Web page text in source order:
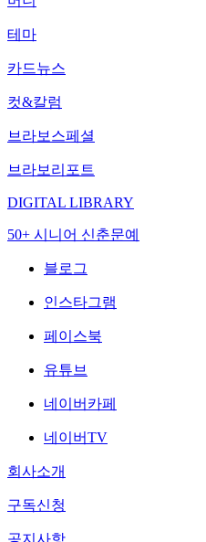
테마
카드뉴스
컷&칼럼
브라보스페셜
브라보리포트
DIGITAL LIBRARY
50+ 시니어 신춘문예
블로그
인스타그램
페이스북
유튜브
네이버카페
네이버TV
회사소개
구독신청